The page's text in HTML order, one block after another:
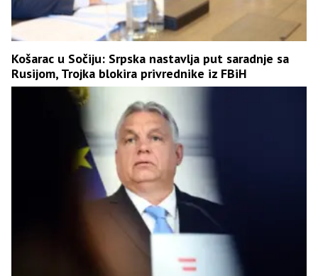
Košarac u Sočiju: Srpska nastavlja put saradnje sa
Rusijom, Trojka blokira privrednike iz FBiH